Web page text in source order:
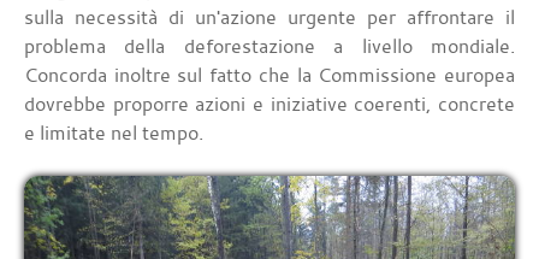
sulla necessità di un'azione urgente per affrontare il
problema della deforestazione a livello mondiale.
Concorda inoltre sul fatto che la Commissione europea
dovrebbe proporre azioni e iniziative coerenti, concrete
e limitate nel tempo.